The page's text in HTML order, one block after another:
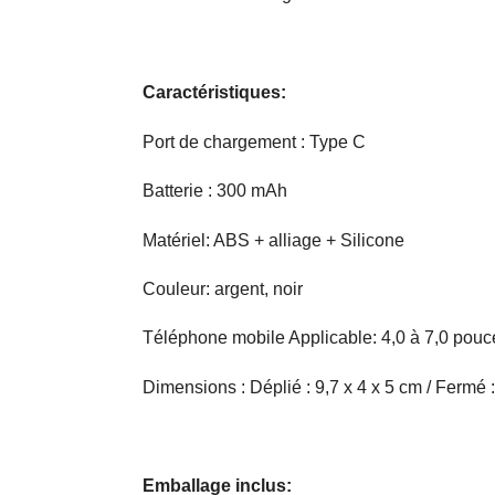
Caractéristiques:
Port de chargement : Type C
Batterie : 300 mAh
Matériel: ABS + alliage + Silicone
Couleur: argent, noir
Téléphone mobile Applicable: 4,0 à 7,0
Dimensions : Déplié : 9,7 x 4 x 5 cm / Fermé
Emballage inclus: